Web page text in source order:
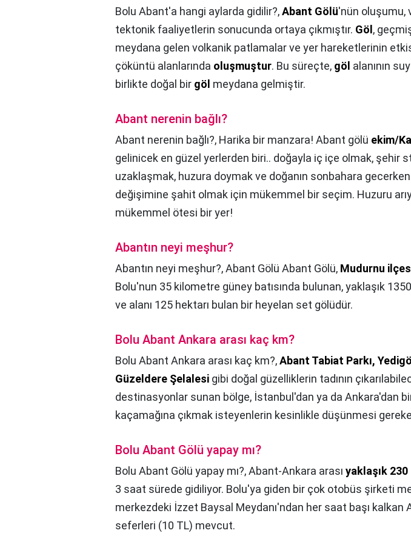
Bolu Abant'a hangi aylarda gidilir?,Abant Gölü'nün oluşumu,
tektonik faaliyetlerin sonucunda ortaya çıkmıştır. Göl ,
meydana gelen volkanik patlamalar ve yer hareketlerinin
çöküntü alanlarında oluşmuştur. Bu süreçte, göl alanının
birlikte doğal bir göl meydana gelmiştir.
Abant nerenin bağlı?
Abant nerenin bağlı?, Harika bir manzara! Abant gölü ekim/
gelinicek en güzel yerlerden biri.. doğayla iç içe olmak, şehir
uzaklaşmak, huzura doymak ve doğanın sonbahara
değişimine şahit olmak için mükemmel bir seçim. Huzuru
mükemmel ötesi bir yer!
Abantın neyi meşhur?
Abantın neyi meşhur?,Abant Gölü Abant Gölü, Mudurnu
Bolu'nun 35 kilometre güney batısında bulunan, yaklaşık
ve alanı 125 hektarı bulan bir heyelan set gölüdür.
Bolu Abant Ankara arası kaç km?
Bolu Abant Ankara arası kaç km?,Abant Tabiat Parkı,
Güzeldere Şelalesi gibi doğal güzelliklerin tadının
destinasyonlar sunan bölge, İstanbul'dan ya da Ankara'dan
kaçamağına çıkmak isteyenlerin kesinlikle düşünmesi
Bolu Abant Gölü yapay mı?
Bolu Abant Gölü yapay mı?,Abant-Ankara arası yaklaşık 230
3 saat sürede gidiliyor. Bolu'ya giden bir çok otobüs şirketi
merkezdeki İzzet Baysal Meydanı'ndan her saat başı kalkan
seferleri (10 TL) mevcut.